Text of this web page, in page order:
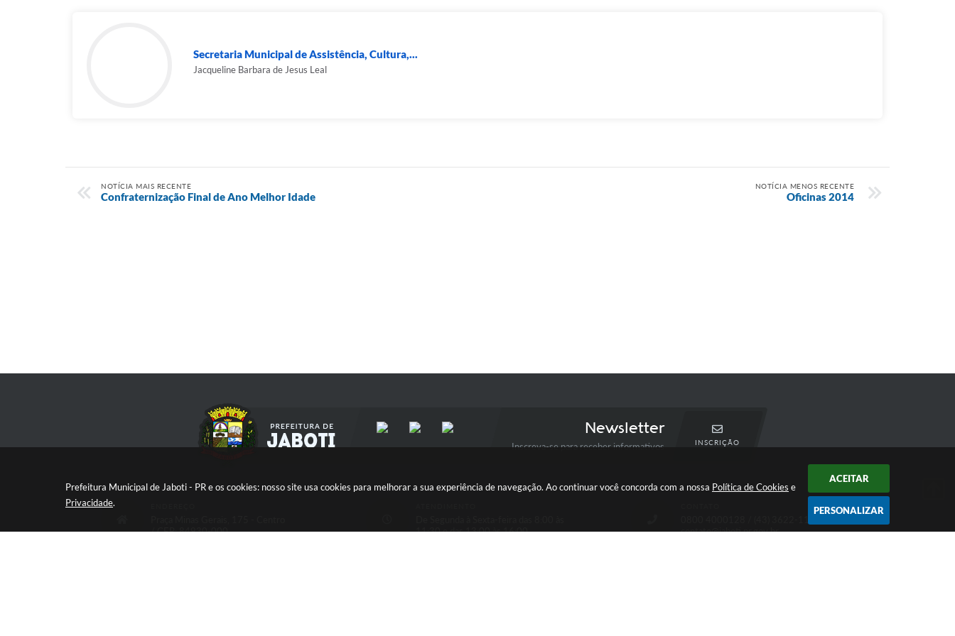
Prefeitura Municipal de Jaboti - PR e os cookies: nosso site usa cookies para melhorar a sua experiência de navegação. Ao continuar você concorda com a nossa Política de Cookies e
Privacidade.
ACEITAR
PERSONALIZAR
Secretaria Municipal de Assistência, Cultura,...
Jacqueline Barbara de Jesus Leal
NOTÍCIA MAIS RECENTE
Confraternização Final de Ano Melhor Idade
NOTÍCIA MENOS RECENTE
Oficinas 2014
Newsletter
Inscreva-se para receber informativos INSCRIÇÃO
/ CEP: 84930-000
11:30 e das 13:00 às 16:00
contato@jaboti.pr.gov.br